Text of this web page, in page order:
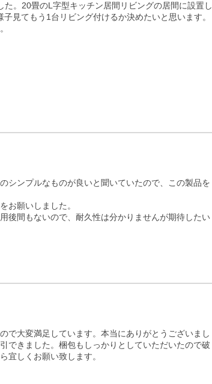
。20畳のL字型キッチン居間リビングの居間に設置し
見てもう1台リビング付けるか決めたいと思います。
シンプルなものが良いと聞いていたので、この製品を
お願いしました。
後間もないので、耐久性は分かりませんが期待したい
で大変満足しています。本当にありがとうございまし
できました。梱包もしっかりとしていただいたので破
宜しくお願い致します。